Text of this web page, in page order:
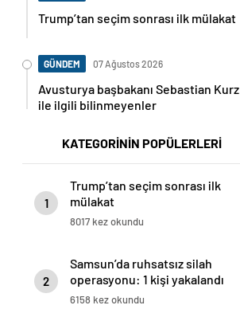
Trump’tan seçim sonrası ilk mülakat
GÜNDEM 07 Ağustos 2026
Avusturya başbakanı Sebastian Kurz
ile ilgili bilinmeyenler
KATEGORİNİN POPÜLERLERİ
1
Trump’tan seçim sonrası ilk
mülakat
8017 kez okundu
2
Samsun’da ruhsatsız silah
operasyonu: 1 kişi yakalandı
6158 kez okundu